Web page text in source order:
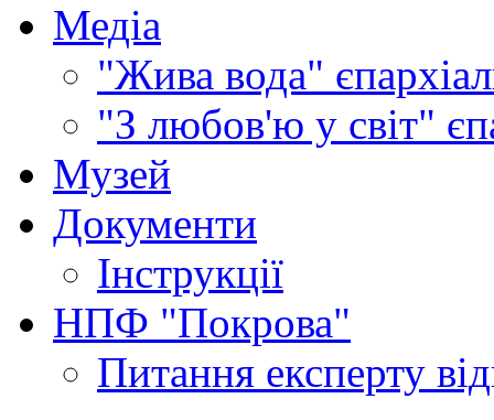
Медіа
"Жива вода"
"З любов'ю у світ"
Музей
Документи
Інструкції
НПФ "Покрова"
Питання експерту